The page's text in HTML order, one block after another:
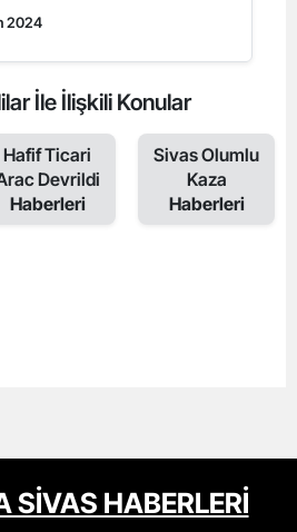
2024
İle İlişkili Konular
Hafif Ticari
Devrildi
Haberleri
Sivas Olumlu
Kaza
Haberleri
SİVAS HABERLERİ